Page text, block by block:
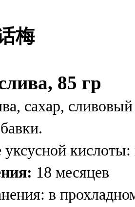
梅
85 гр
сахар,
18 месяцев
в